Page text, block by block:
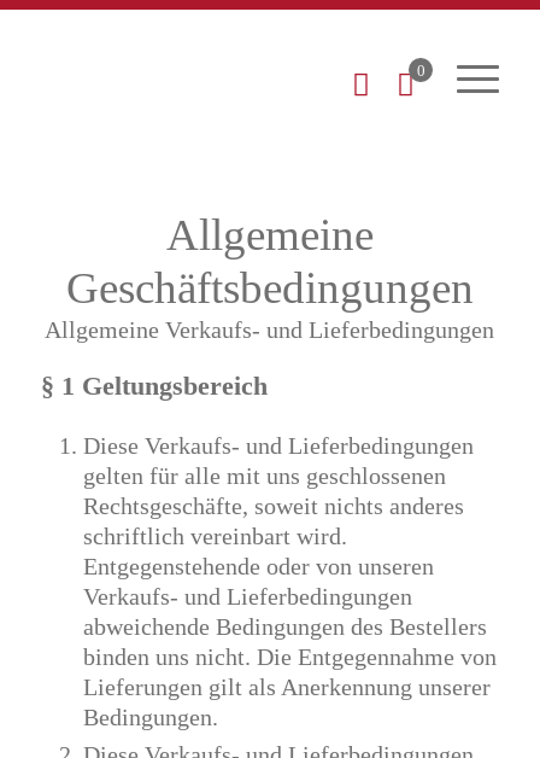
0
Allgemeine
Geschäftsbedingungen
Allgemeine Verkaufs- und Lieferbedingungen
§ 1 Geltungsbereich
Diese Verkaufs- und Lieferbedingungen
gelten für alle mit uns geschlossenen
Rechtsgeschäfte, soweit nichts anderes
schriftlich vereinbart wird.
Entgegenstehende oder von unseren
Verkaufs- und Lieferbedingungen
abweichende Bedingungen des Bestellers
binden uns nicht. Die Entgegennahme von
Lieferungen gilt als Anerkennung unserer
Bedingungen.